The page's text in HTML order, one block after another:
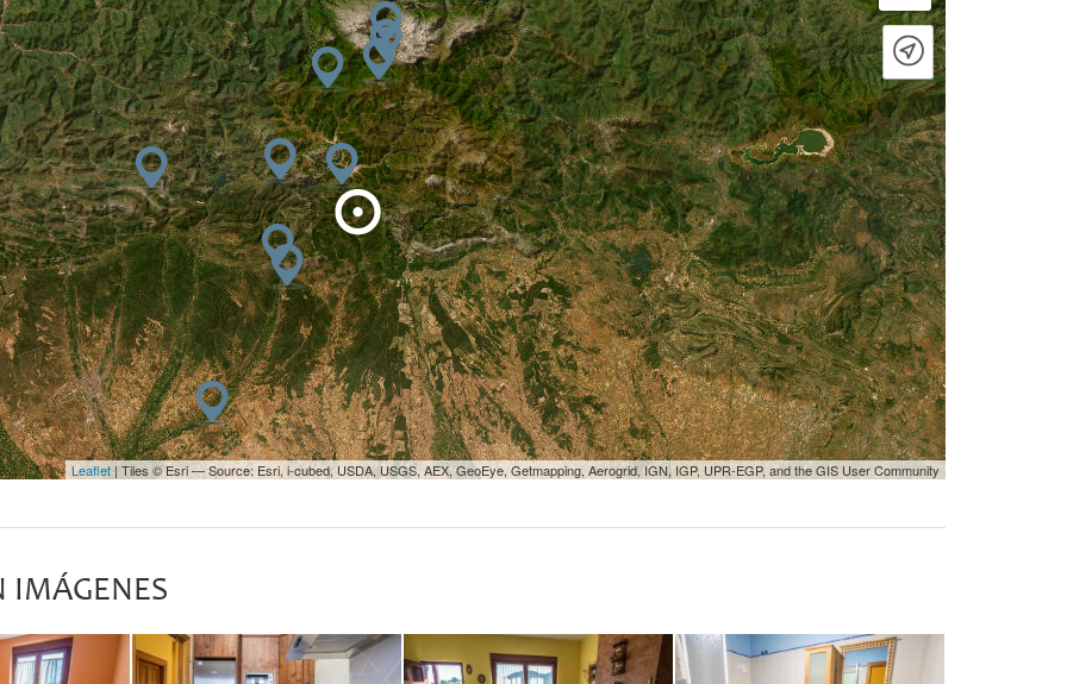
Leaflet| Tiles © Esri — Source: Esri, i-cubed, USDA, USGS, AEX, GeoEye, Getmapping, Aerogrid, IGN, IGP, UPR-EGP, and the GIS User Community
IMÁGENES